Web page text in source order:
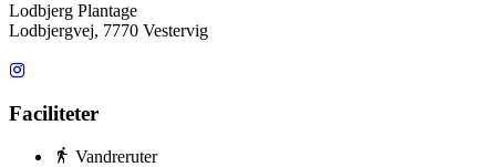
Lodbjerg Plantage
Lodbjergvej, 7770 Vestervig
Faciliteter
Vandreruter